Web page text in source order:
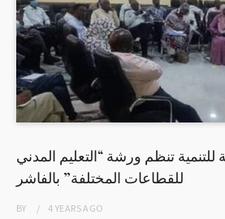
للتنمية تنظم ورشة “التعليم المدني
للقطاعات المختلفة” بالفاشر
BY 4 YEARSAGO